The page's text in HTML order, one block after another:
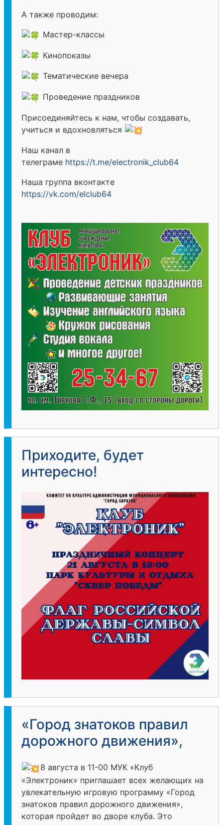
А также проводим:
Мастер-классы
Кинопоказы
Тематические вечера
Проведение праздников
Присоединяйтесь к нам, чтобы создавать,
учиться и вдохновляться
Наш канал в
телеграме https://t.me/electronik_club64
Наша группа вконтакте
https://vk.com/elclub64
Приходите, будет
интересно!
«Город знатоков правил
дорожного движения»,
8 августа в 11-00 МУК «Клуб
«Электроник» приглашает всех желающих на
увлекательную игровую программу «Город
знатоков правил дорожного движения»,
которая пройдет во дворе клуба. Это